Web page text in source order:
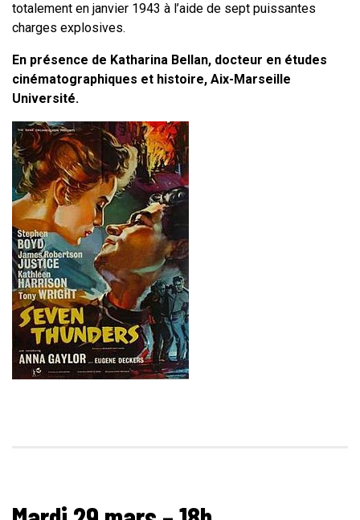
totalement en janvier 1943 à l’aide de sept puissantes
charges explosives.
En présence de Katharina Bellan, docteur en études
cinématographiques et histoire, Aix-Marseille
Université.